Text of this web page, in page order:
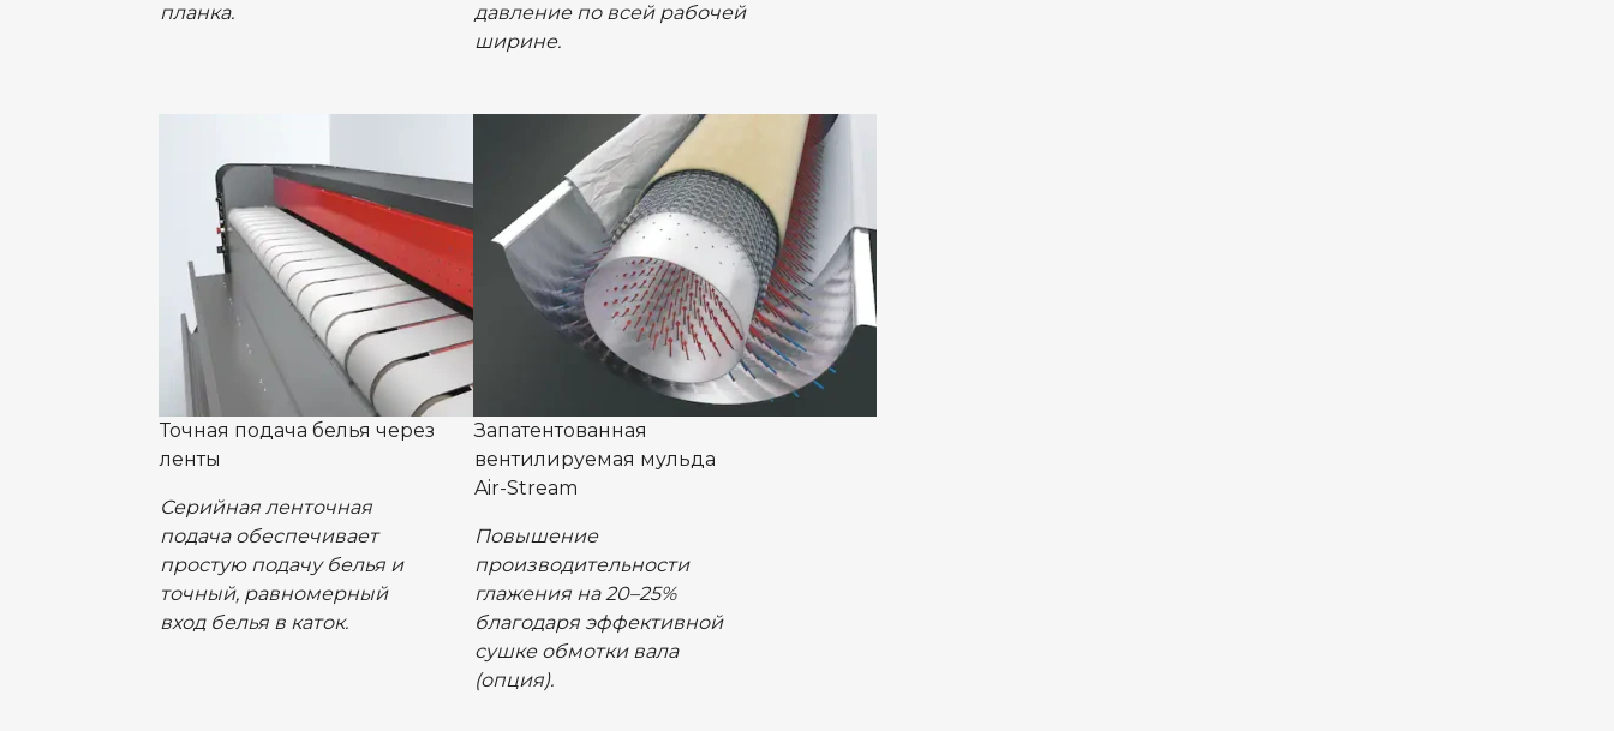
планка.
давление по всей рабочей
ширине.
Точная подача белья через
ленты
Серийная ленточная
подача обеспечивает
простую подачу белья и
точный, равномерный
вход белья в каток.
Запатентованная
вентилируемая мульда
Air-Stream
Повышение
производительности
глажения на 20–25%
благодаря эффективной
сушке обмотки вала
(опция).